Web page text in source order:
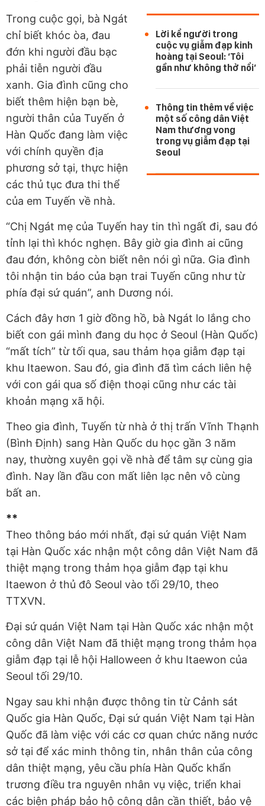
Lời kể người trong
cuộc vụ giẫm đạp kinh
hoàng tại Seoul: ‘Tôi
gần như không thở nổi’
Thông tin thêm về việc
một số công dân Việt
Nam thương vong
trong vụ giẫm đạp tại
Seoul
Trong cuộc gọi, bà Ngát
chỉ biết khóc òa, đau
đớn khi người đầu bạc
phải tiễn người đầu
xanh. Gia đình cũng cho
biết thêm hiện bạn bè,
người thân của Tuyến ở
Hàn Quốc đang làm việc
với chính quyền địa
phương sở tại, thực hiện
các thủ tục đưa thi thể
của em Tuyến về nhà.
“Chị Ngát mẹ của Tuyến hay tin thì ngất đi, sau đó
tỉnh lại thì khóc nghẹn. Bây giờ gia đình ai cũng
đau đớn, không còn biết nên nói gì nữa. Gia đình
tôi nhận tin báo của bạn trai Tuyến cũng như từ
phía đại sứ quán”, anh Dương nói.
Cách đây hơn 1 giờ đồng hồ, bà Ngát lo lắng cho
biết con gái mình đang du học ở Seoul (Hàn Quốc)
“mất tích” từ tối qua, sau thảm họa giẫm đạp tại
khu Itaewon. Sau đó, gia đình đã tìm cách liên hệ
với con gái qua số điện thoại cũng như các tài
khoản mạng xã hội.
Theo gia đình, Tuyến từ nhà ở thị trấn Vĩnh Thạnh
(Bình Định) sang Hàn Quốc du học gần 3 năm
nay, thường xuyên gọi về nhà để tâm sự cùng gia
đình. Nay lần đầu con mất liên lạc nên vô cùng
bất an.
**
Theo thông báo mới nhất, đại sứ quán Việt Nam
tại Hàn Quốc xác nhận một công dân Việt Nam đã
thiệt mạng trong thảm họa giẫm đạp tại khu
Itaewon ở thủ đô Seoul vào tối 29/10, theo
TTXVN.
Đại sứ quán Việt Nam tại Hàn Quốc xác nhận một
công dân Việt Nam đã thiệt mạng trong thảm họa
giẫm đạp tại lễ hội Halloween ở khu Itaewon của
Seoul tối 29/10.
Ngay sau khi nhận được thông tin từ Cảnh sát
Quốc gia Hàn Quốc, Đại sứ quán Việt Nam tại Hàn
Quốc đã làm việc với các cơ quan chức năng nước
sở tại để xác minh thông tin, nhân thân của công
dân thiệt mạng, yêu cầu phía Hàn Quốc khẩn
trương điều tra nguyên nhân vụ việc, triển khai
các biện pháp bảo hộ công dân cần thiết, bảo vệ